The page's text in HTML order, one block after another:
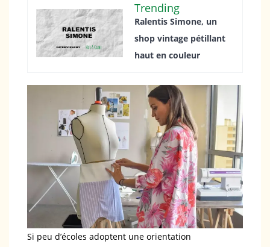
Trending
Ralentis Simone, un
shop vintage pétillant
haut en couleur
Si peu d’écoles adoptent une orientation